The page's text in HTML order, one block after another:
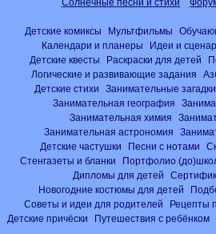
Детские комиксы Мультфильмы
Календари и планеры
Идеи и
Детские квесты
Раскраски для детей
Логические и развивающие задания
Детские стихи
Занимательные загадки
Занимательная география
Занимательная химия
Занимательная астрономия
Детские частушки
Песни с нотами
Стенгазеты и бланки
Портфолио
Дипломы для детей
Новогодние костюмы для детей
Советы и идеи для родителей
Рецепты
Детские причёски
Путешествия с ребёнком